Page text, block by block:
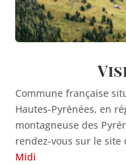
Commune française
Hautes-Pyrénées, en
montagneuse des
rendez-vous sur le site
Midi